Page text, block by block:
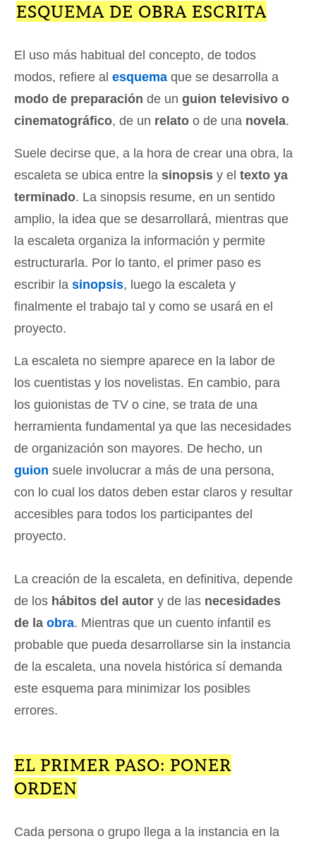
ESQUEMA DE OBRA ESCRITA
El uso más habitual del concepto, de todos
modos, refiere al esquema que se desarrolla a
modo de preparación de un guion televisivo o
cinematográfico, de un relato o de una novela.
Suele decirse que, a la hora de crear una obra, la
escaleta se ubica entre la sinopsis y el texto ya
terminado. La sinopsis resume, en un sentido
amplio, la idea que se desarrollará, mientras que
la escaleta organiza la información y permite
estructurarla. Por lo tanto, el primer paso es
escribir la sinopsis, luego la escaleta y
finalmente el trabajo tal y como se usará en el
proyecto.
La escaleta no siempre aparece en la labor de
los cuentistas y los novelistas. En cambio, para
los guionistas de TV o cine, se trata de una
herramienta fundamental ya que las necesidades
de organización son mayores. De hecho, un
guion suele involucrar a más de una persona,
con lo cual los datos deben estar claros y resultar
accesibles para todos los participantes del
proyecto.
La creación de la escaleta, en definitiva, depende
de los hábitos del autor y de las necesidades
de la obra. Mientras que un cuento infantil es
probable que pueda desarrollarse sin la instancia
de la escaleta, una novela histórica sí demanda
este esquema para minimizar los posibles
errores.
EL PRIMER PASO: PONER
ORDEN
Cada persona o grupo llega a la instancia en la